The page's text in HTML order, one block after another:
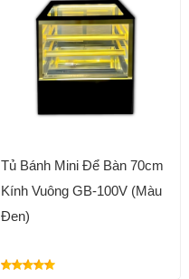
Tủ Bánh Mini Để Bàn 70cm
Kính Vuông GB-100V (Màu
Đen)